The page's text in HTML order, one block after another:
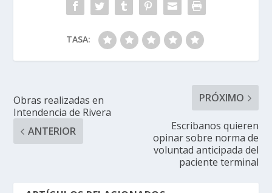
TASA:
Obras realizadas en
Intendencia de Rivera
ANTERIOR
PRÓXIMO
Escribanos quieren
opinar sobre norma de
voluntad anticipada del
paciente terminal